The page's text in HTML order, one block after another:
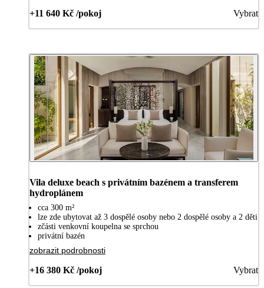
+11 640 Kč /pokoj Vybrat
Vila deluxe beach s privátním bazénem a transferem
hydroplánem
cca 300 m²
lze zde ubytovat až 3 dospělé osoby nebo 2 dospělé osoby a 2 děti
zčásti venkovní koupelna se sprchou
privátní bazén
zobrazit podrobnosti
+16 380 Kč /pokoj Vybrat